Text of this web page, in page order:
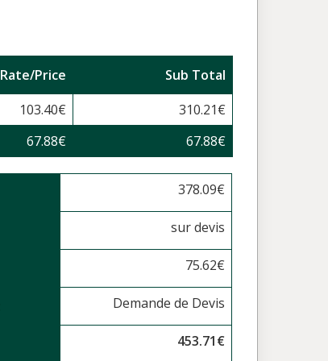
Rate/Price
Sub Total
103.40€ 310.21€
67.88€ 67.88€
378.09€
sur devis
75.62€
Demande de Devis
453.71€